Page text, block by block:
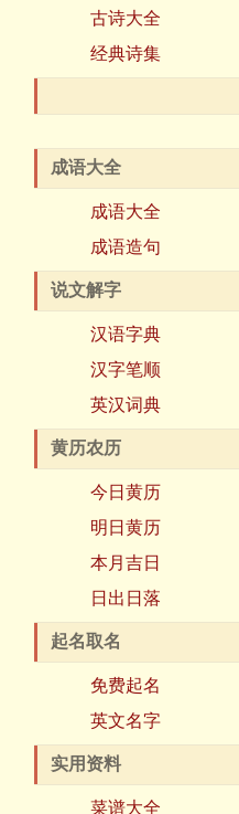
古诗大全
经典诗集
成语大全
成语大全
成语造句
说文解字
汉语字典
汉字笔顺
英汉词典
黄历农历
今日黄历
明日黄历
本月吉日
日出日落
起名取名
免费起名
英文名字
实用资料
菜谱大全